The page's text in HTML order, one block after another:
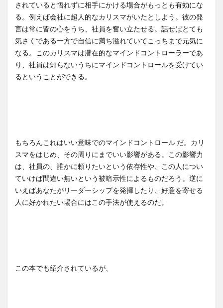
されていると悟れずに相手にかける場合がもっとも有効にな
る。例えば会社に超人的なカリスマがいたとしよう。彼の発
言は常に皆の心をうち、社員を奮い立たせる。話せばとても
気さくである一方で自信に満ち溢れていてこっちまで元気に
なる。このカリスマは潜在的なマインドコントローラーであ
り、社員は知らないうちにマインドコントロールを受けてい
るということができる。
もちろんこれはいい意味でのマインドコントロール だ。カリ
スマをはじめ、その周りにまでいい影響がある。この影響力
は、社員の、誰かに頼りたいという依存性や、この人につい
ていけば間違い無いという被暗示性によるものだろう。逆に
いえばあなたがリーダーシップを発揮したり、好意を寄せる
人に好かれたい場合にはこの手法が使えるのだ。
この本でも紹介されているが、